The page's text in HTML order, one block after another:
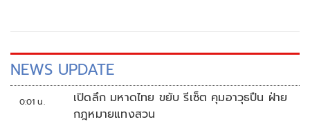
NEWS UPDATE
0:01 น.
เปิดลึก มหาดไทย ขยับ รีเซ็ต คุมอาวุธปืน ฝ่าย
กฎหมายแทงสวน